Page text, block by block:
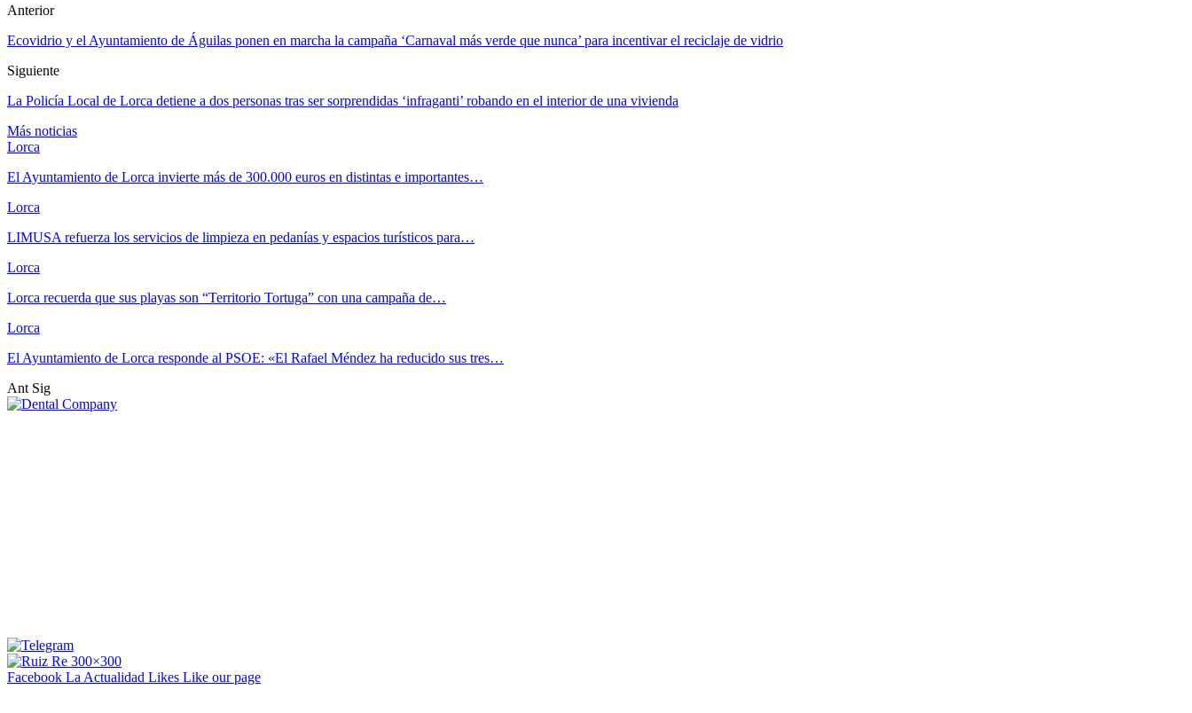
Anterior
Ecovidrio y el Ayuntamiento de Águilas ponen en marcha la campaña ‘Carnaval más verde que nunca’ para incentivar el reciclaje de vidrio
Siguiente
La Policía Local de Lorca detiene a dos personas tras ser sorprendidas ‘infraganti’ robando en el interior de una vivienda
Más noticias
Lorca
El Ayuntamiento de Lorca invierte más de 300.000 euros en distintas e importantes…
Lorca
LIMUSA refuerza los servicios de limpieza en pedanías y espacios turísticos para…
Lorca
Lorca recuerda que sus playas son “Territorio Tortuga” con una campaña de…
Lorca
El Ayuntamiento de Lorca responde al PSOE: «El Rafael Méndez ha reducido sus tres…
Ant Sig
Facebook La Actualidad Likes Like our page